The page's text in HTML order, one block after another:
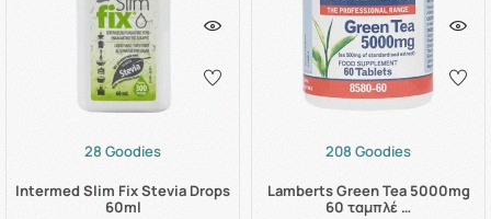
28 Goodies
Intermed Slim Fix Stevia Drops
60ml
208 Goodies
Lamberts Green Tea 5000mg
60 ταμπλέ …